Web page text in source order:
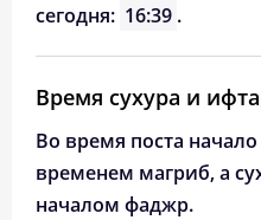
сегодня: 16:39 .
Время сухура и
Во время поста
временем магриб, а
началом фаджр.